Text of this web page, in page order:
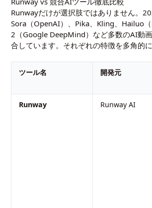
Runwayだけが選択肢ではありません。
Sora（OpenAI）、Pika、Kling、Hailuo
2（Google DeepMind）など多数のAI動
合しています。それぞれの特徴を多角的に
ツール名 開発元
Runway Runway AI